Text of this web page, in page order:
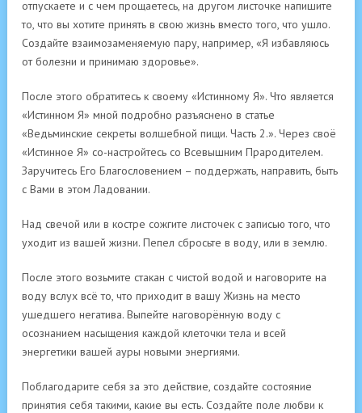
отпускаете и с чем прощаетесь, на другом листочке напишите
то, что вы хотите принять в свою жизнь вместо того, что ушло.
Создайте взаимозаменяемую пару, например, «Я избавляюсь
от болезни и принимаю здоровье».
После этого обратитесь к своему «Истинному Я». Что является
«Истинном Я» мной подробно разъяснено в статье
«Ведьминские секреты волшебной пищи. Часть 2.». Через своё
«Истинное Я» со-настройтесь со Всевышним Прародителем.
Заручитесь Его Благословением – поддержать, направить, быть
с Вами в этом Ладовании.
Над свечой или в костре сожгите листочек с записью того, что
уходит из вашей жизни. Пепел сбросьте в воду, или в землю.
После этого возьмите стакан с чистой водой и наговорите на
воду вслух всё то, что приходит в вашу Жизнь на место
ушедшего негатива. Выпейте наговорённую воду с
осознанием насыщения каждой клеточки тела и всей
энергетики вашей ауры новыми энергиями.
Поблагодарите себя за это действие, создайте состояние
принятия себя такими, какие вы есть. Создайте поле любви к